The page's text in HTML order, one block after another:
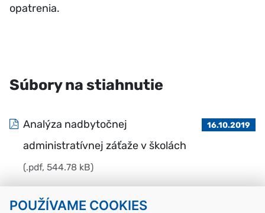
POUŽÍVAME COOKIES
opatrenia.
Súbory na stiahnutie
Analýza nadbytočnej
administratívnej záťaže v školách
(.pdf, 544.78 kB)
16.10.2019